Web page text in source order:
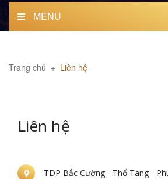
MENU
Trang chủ + Liên hệ
Liên hệ
TDP Bắc Cường - Thổ Tang -